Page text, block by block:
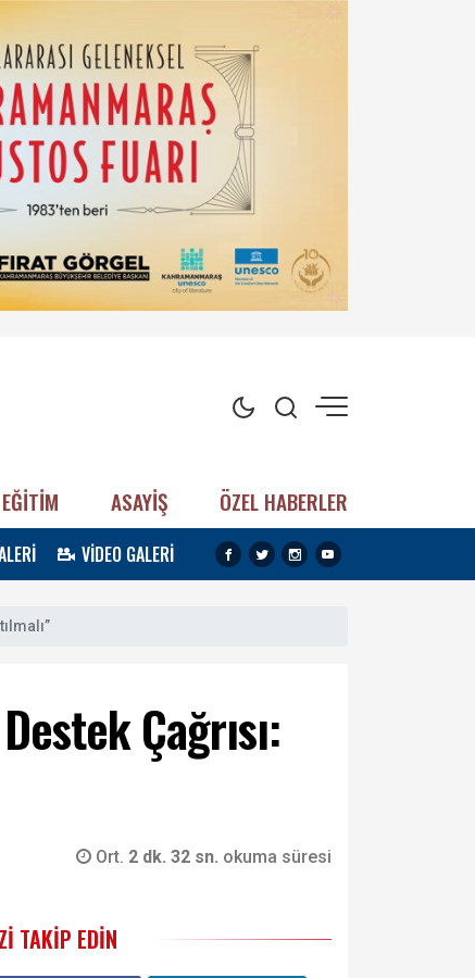
EĞİTİM ASAYİŞ ÖZEL HABERLER
VİDEO GALERİ
Çağrısı:
Ort. 2 dk. 32 sn. okuma süresi
TAKIP EDIN